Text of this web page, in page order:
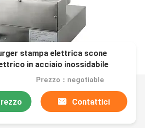
stampa elettrica scone
in acciaio inossidabile
macchina casual snack
Prezzo：negotiable
Contattici